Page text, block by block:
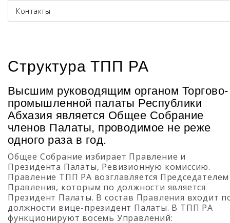
Контакты
Структура ТПП РА
Высшим руководящим органом Торгово-
промышленной палаты Республики
Абхазия является Общее Собрание
членов Палаты, проводимое не реже
одного раза в год.
Общее Собрание избирает Правление и
Президента Палаты, Ревизионную комиссию.
Правление ТПП РА возглавляется Председателем
Правления, которым по должности является
Президент Палаты. В состав Правления входит
должности вице-президент Палаты. В ТПП РА
функционируют восемь Управлений: